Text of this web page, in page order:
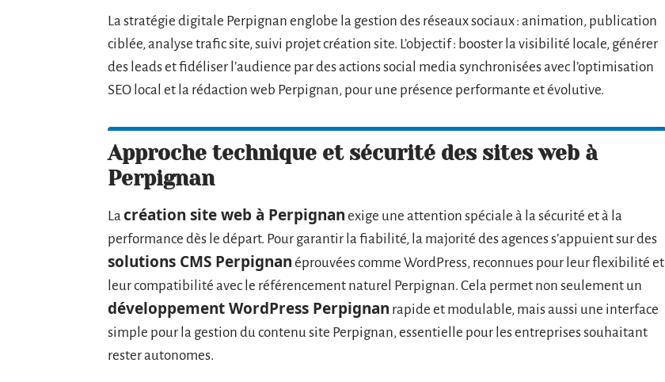
La stratégie digitale Perpignan englobe la gestion des réseaux sociaux : animation, publication
ciblée, analyse trafic site, suivi projet création site. L’objectif : booster la visibilité locale, générer
des leads et fidéliser l’audience par des actions social media synchronisées avec l’optimisation
SEO local et la rédaction web Perpignan, pour une présence performante et évolutive.
Approche technique et sécurité des sites web à
Perpignan
La création site web à Perpignan exige une attention spéciale à la sécurité et à la
performance dès le départ. Pour garantir la fiabilité, la majorité des agences s’appuient sur des
solutions CMS Perpignan éprouvées comme WordPress, reconnues pour leur flexibilité et
leur compatibilité avec le référencement naturel Perpignan. Cela permet non seulement un
développement WordPress Perpignan rapide et modulable, mais aussi une interface
simple pour la gestion du contenu site Perpignan, essentielle pour les entreprises souhaitant
rester autonomes.